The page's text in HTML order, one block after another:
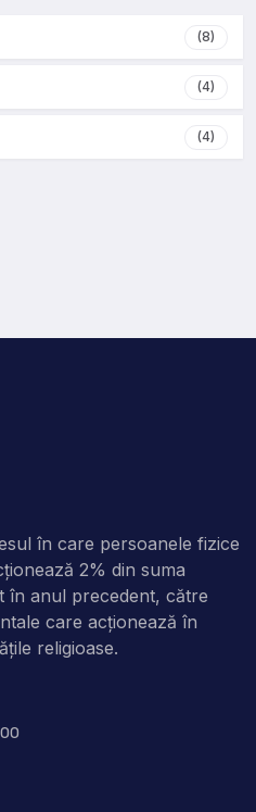
(8)
(4)
(4)
în care persoanele fizice
2% din suma
în anul precedent, către
care acţionează în
religioase.